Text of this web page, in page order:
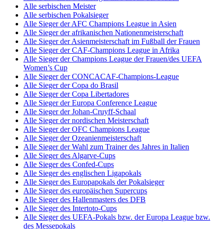
Alle serbischen Meister
Alle serbischen Pokalsieger
Alle Sieger der AFC Champions League in Asien
Alle Sieger der afrikanischen Nationenmeisterschaft
Alle Sieger der Asienmeisterschaft im Fußball der Frauen
Alle Sieger der CAF-Champions League in Afrika
Alle Sieger der Champions League der Frauen/des UEFA
Women’s Cup
Alle Sieger der CONCACAF-Champions-League
Alle Sieger der Copa do Brasil
Alle Sieger der Copa Libertadores
Alle Sieger der Europa Conference League
Alle Sieger der Johan-Cruyff-Schaal
Alle Sieger der nordischen Meisterschaft
Alle Sieger der OFC Champions League
Alle Sieger der Ozeanienmeisterschaft
Alle Sieger der Wahl zum Trainer des Jahres in Italien
Alle Sieger des Algarve-Cups
Alle Sieger des Confed-Cups
Alle Sieger des englischen Ligapokals
Alle Sieger des Europapokals der Pokalsieger
Alle Sieger des europäischen Supercups
Alle Sieger des Hallenmasters des DFB
Alle Sieger des Intertoto-Cups
Alle Sieger des UEFA-Pokals bzw. der Europa League bzw.
des Messepokals